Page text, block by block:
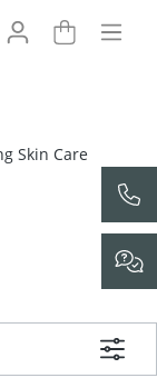
Skin Care